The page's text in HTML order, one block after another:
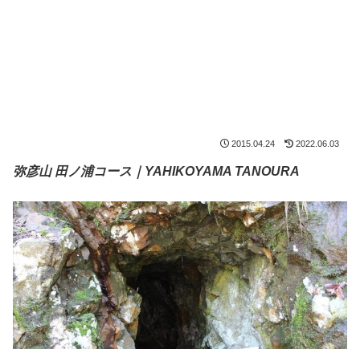
2015.04.24 2022.06.03
弥彦山 田ノ浦コース｜YAHIKOYAMA TANOURA